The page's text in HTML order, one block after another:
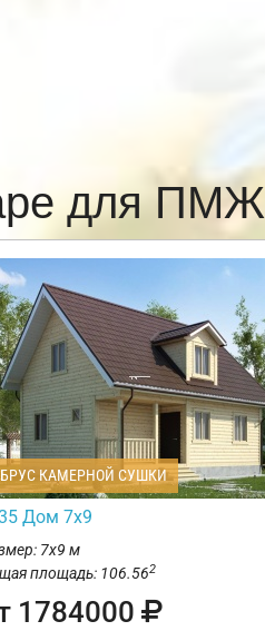
для ПМЖ
КАМЕРНОЙ СУШКИ
Дом 7х9
7х9 м
площадь: 106.562
1784000